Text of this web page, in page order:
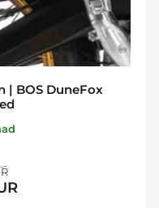
| BOS DuneFox
Aanbiedingsprijs